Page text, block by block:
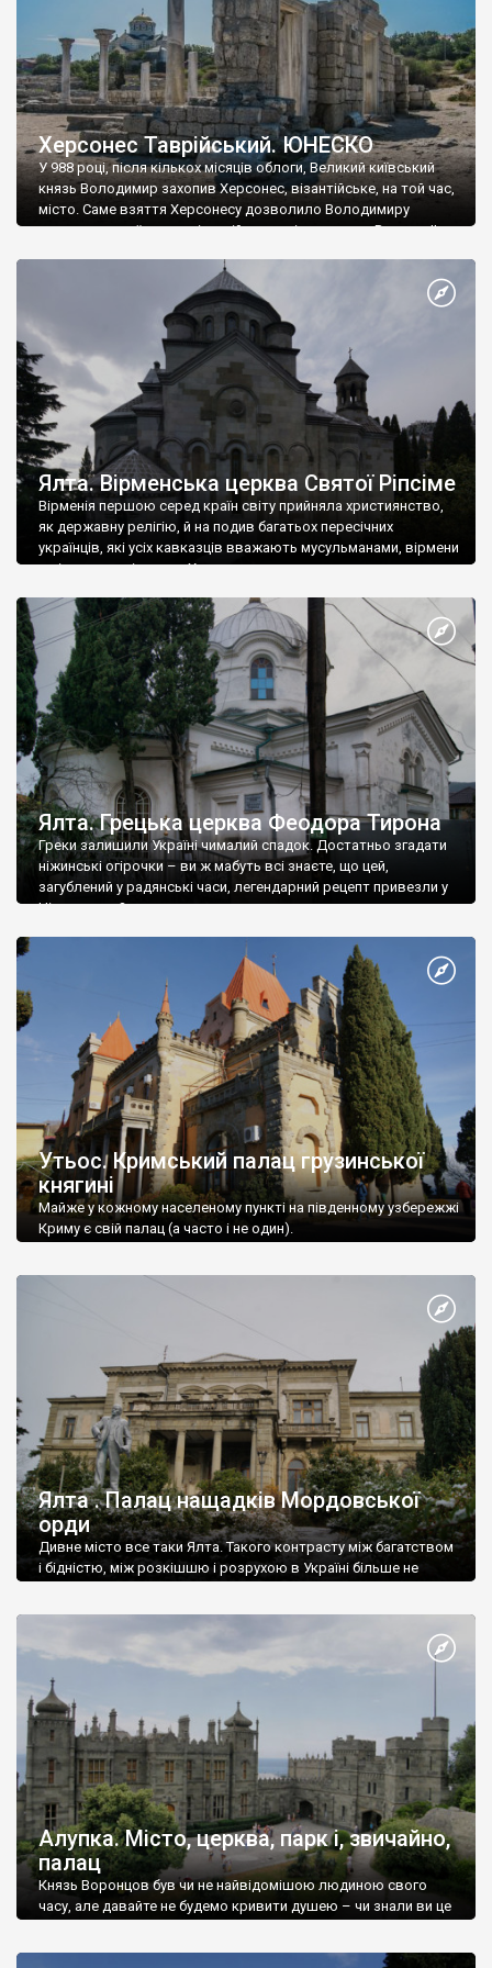
Херсонес Таврійський. ЮНЕСКО
У 988 році, після кількох місяців облоги, Великий київський
князь Володимир захопив Херсонес, візантійське, на той час,
місто. Саме взяття Херсонесу дозволило Володимиру
диктувати свої умови візантійському імператору Василю ІІ, та
Херсонесі Володимир-язичник, став Василем-християнином.
А потім було Хрещення Русі. На честь Херсонесу Таврійського
Ялта. Вірменська церква Святої Ріпсіме
Вірменія першою серед країн світу прийняла християнство,
як державну релігію, й на подив багатьох пересічних
українців, які усіх кавказців вважають мусульманами, вірмени
є відданими вірянами Христа
Ялта. Грецька церква Феодора Тирона
Греки залишили Україні чималий спадок. Достатньо згадати
ніжинські огірочки – ви ж мабуть всі знаєте, що цей,
загублений у радянські часи, легендарний рецепт привезли у
Ніжин греки?
Утьос. Кримський палац грузинської
княгині
Майже у кожному населеному пункті на південному узбережжі
Криму є свій палац (а часто і не один).
Ялта . Палац нащадків Мордовської
орди
Дивне місто все таки Ялта. Такого контрасту між багатством
і бідністю, між розкішшю і розрухою в Україні більше не
Алупка. Місто, церква, парк і, звичайно,
палац
Князь Воронцов був чи не найвідомішою людиною свого
часу, але давайте не будемо кривити душею – чи знали ви це